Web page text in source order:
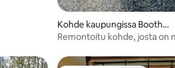
Kohde kaupungissa Boothba
y Harbor
Remontoitu kohde, josta on